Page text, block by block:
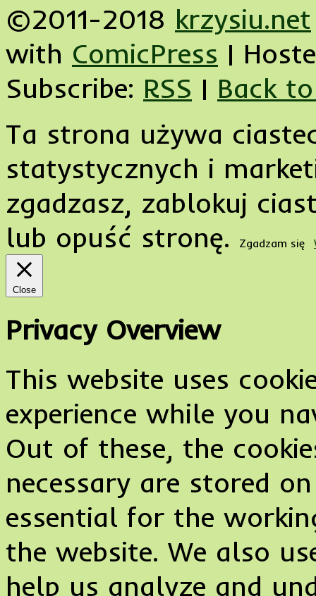
©2011-2018 krzysiu.net
with ComicPress |
Subscribe: RSS | Back
Ta strona używa
statystycznych i
zgadzasz, zablokuj
lub opuść stronę.
Zgadzam się
Close
Privacy Overview
This website uses
experience while you
Out of these, the
necessary are stored
essential for the
the website. We also
help us analyze and